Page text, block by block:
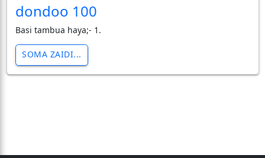
dondoo 100
Basi tambua haya;- 1.
SOMA ZAIDI...